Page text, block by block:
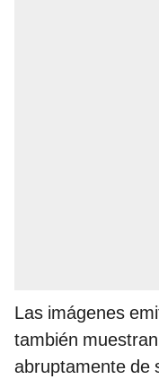
Las imágenes
también
abruptamente de